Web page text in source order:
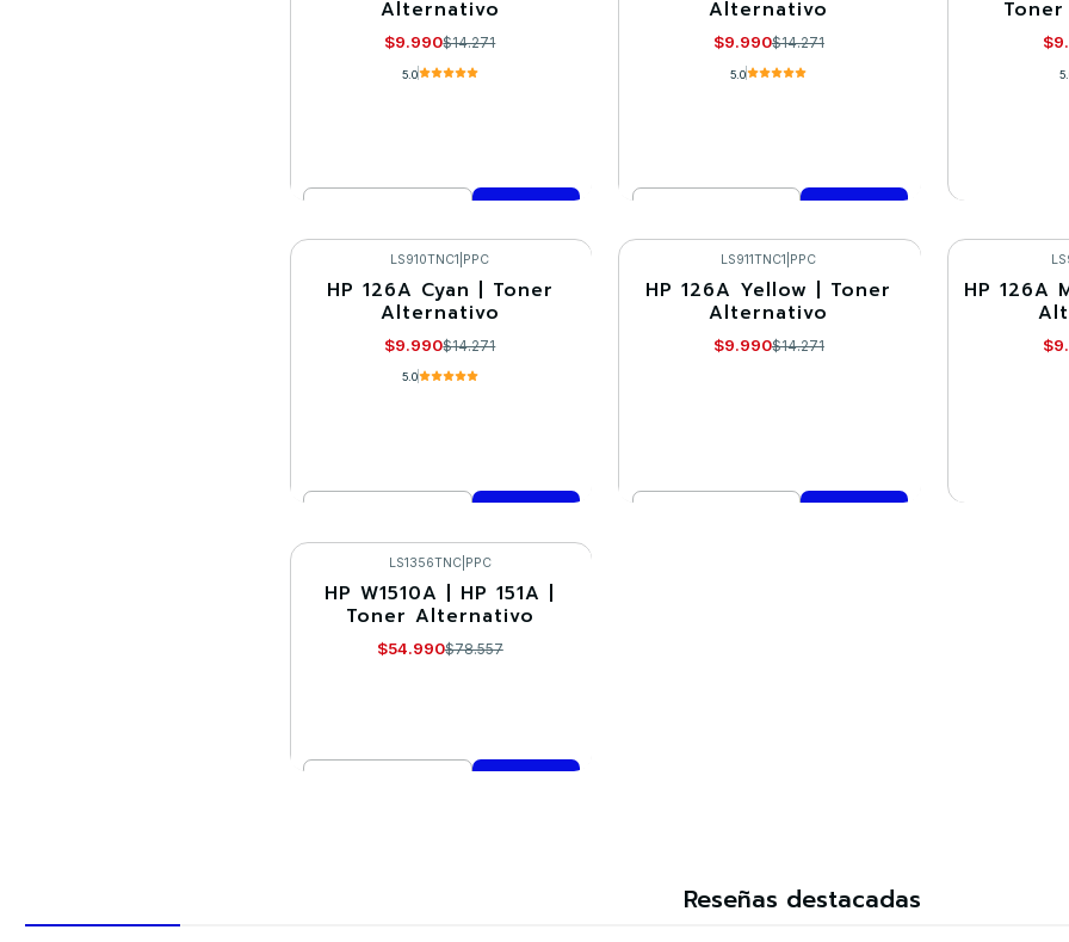
Alternativo
$9.990$14.271
5.0
Comprar ahora
Alternativo
$9.990$14.271
5.0
Comprar ahora
-30%
LS910TNC1 PPC
HP 126A Cyan | Toner
Alternativo
$9.990$14.271
5.0
Comprar ahora
-30%
LS911TNC1 PPC
HP 126A Yellow | Toner
Alternativo
$9.990$14.271
-30%
HP 126A
-30%
LS1356TNC| PPC
HP W1510A | HP 151A |
Toner Alternativo
$54.990$78.557
Reseñas destacadas